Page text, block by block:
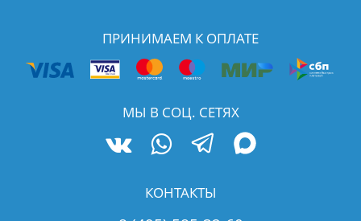
ПРИНИМАЕМ К ОПЛАТЕ
МЫ В СОЦ. СЕТЯХ
КОНТАКТЫ